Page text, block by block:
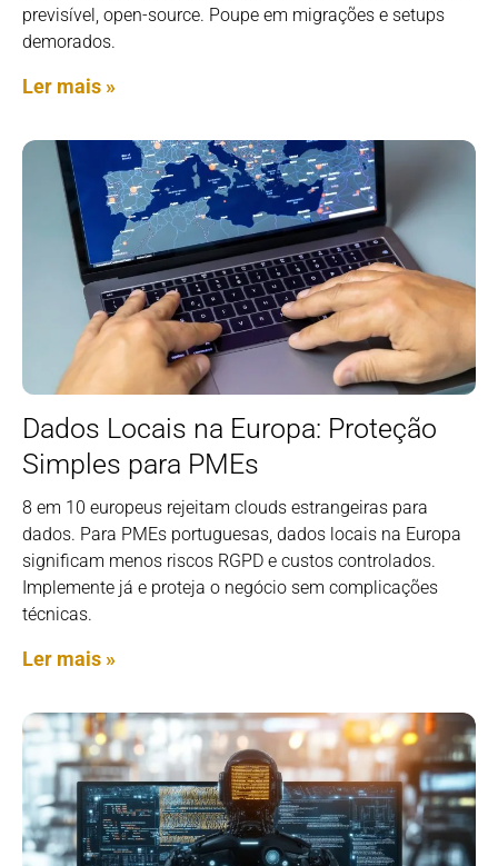
previsível, open-source. Poupe em migrações e setups
demorados.
Ler mais »
Dados Locais na Europa: Proteção
Simples para PMEs
8 em 10 europeus rejeitam clouds estrangeiras para
dados. Para PMEs portuguesas, dados locais na Europa
significam menos riscos RGPD e custos controlados.
Implemente já e proteja o negócio sem complicações
técnicas.
Ler mais »